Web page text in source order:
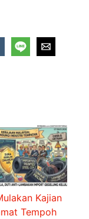
Kajian
Tempoh